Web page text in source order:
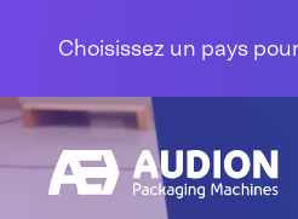
Choisissez un pays